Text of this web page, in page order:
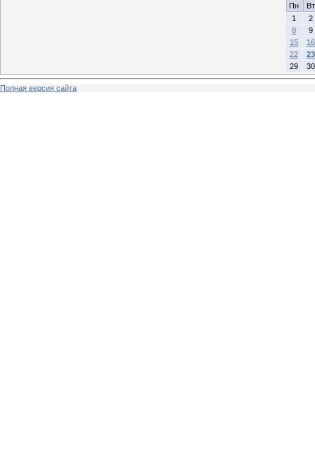
Пн
Вт
1
2
8
9
15
16
22
23
29
30
Полная версия сайта